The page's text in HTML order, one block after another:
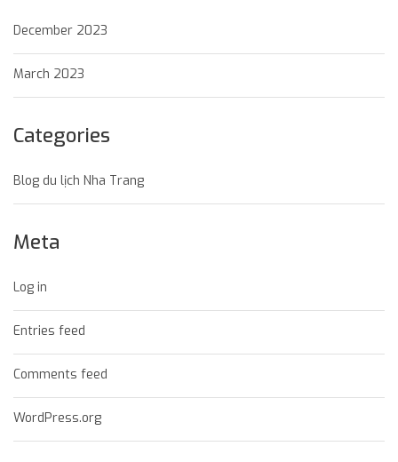
December 2023
March 2023
Categories
Blog du lịch Nha Trang
Meta
Log in
Entries feed
Comments feed
WordPress.org